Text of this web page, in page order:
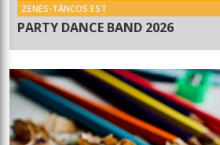
ZENÉS-TÁNCOS EST
PARTY DANCE BAND 2026